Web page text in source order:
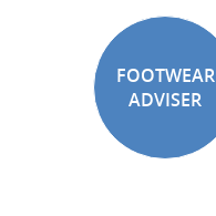
FOOTWEAR
ADVISER